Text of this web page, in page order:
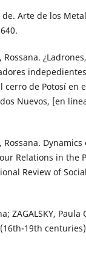
de. Arte de los
Rossana.
indepedientes
de Potosí en
Nuevos, [en
Rossana.
Relations in the
Review of
ZAGALSKY,
19th